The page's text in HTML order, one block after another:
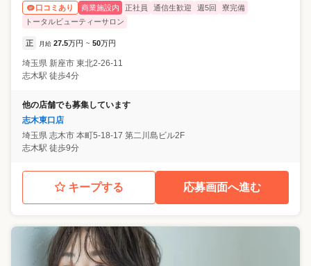
口コミあり 商業施設内 正社員 通信生歓迎 週5回
寮完備
トータルビューティーサロン
正 月給 27.5万円 ~ 50万円
埼玉県 新座市 東北2-26-11
志木駅 徒歩4分
他の店舗でも募集しています
志木東口店
埼玉県 志木市 本町5-18-17 第二川島ビル2F
志木駅 徒歩9分
キープする 応募画面へ進む